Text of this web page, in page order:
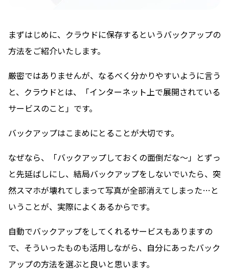
まずはじめに、クラウドに保存するというバックアップの
方法をご紹介いたします。
厳密ではありませんが、なるべく分かりやすいように言う
と、クラウドとは、「インターネット上で展開されている
サービスのこと」です。
バックアップはこまめにとることが大切です。
なぜなら、「バックアップしておくの面倒だな〜」とずっ
と先延ばしにし、結局バックアップをしないでいたら、突
然スマホが壊れてしまって写真が全部消えてしまった…と
いうことが、実際によくあるからです。
自動でバックアップをしてくれるサービスもありますの
で、そういったものも活用しながら、自分にあったバック
アップの方法を選ぶと良いと思います。